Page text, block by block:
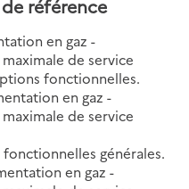
référence
en gaz -
de service
fonctionnelles.
en gaz -
de service
générales.
en gaz -